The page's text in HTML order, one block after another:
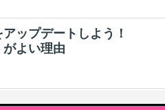
ップデートしよう！
がよい理由